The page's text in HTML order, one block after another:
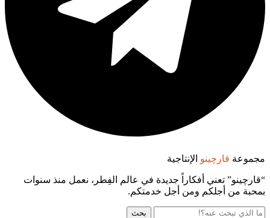
مجموعة قارچينو الإنتاجية
“قارچينو” تعني أفكاراً جديدة في عالم الفِطر، نعمل منذ سنوات
بمحبة من أجلكم ومن أجل خدمتكم.
بحث